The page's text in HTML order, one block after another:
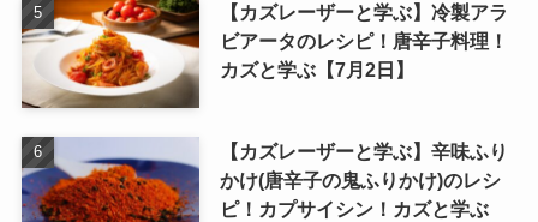
【カズレーザーと学ぶ】冷製アラ
ビアータのレシピ！唐辛子料理！
カズと学ぶ【7月2日】
【カズレーザーと学ぶ】辛味ふり
かけ(唐辛子の鬼ふりかけ)のレシ
ピ！カプサイシン！カズと学ぶ